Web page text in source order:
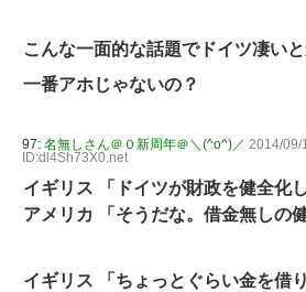
こんな一面的な話題でドイツ凄い
一番アホじゃないの？
97: 名無しさん＠０新周年＠＼(^o^)／ 2014/09/
ID:dl4Sh73X0.net
イギリス 「ドイツが財政を健全化
アメリカ 「そうだな。借金無しの
イギリス 「ちょっとぐらい金を借